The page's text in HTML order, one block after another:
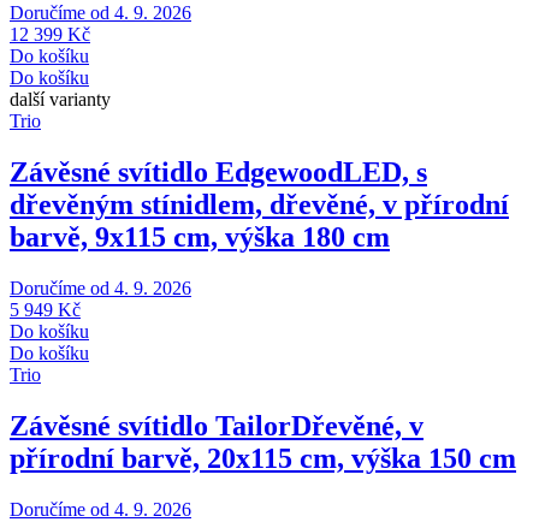
Doručíme od 4. 9. 2026
12 399 Kč
Do košíku
Do košíku
další varianty
Trio
Závěsné svítidlo EdgewoodLED, s
dřevěným stínidlem, dřevěné, v přírodní
barvě, 9x115 cm, výška 180 cm
Doručíme od 4. 9. 2026
5 949 Kč
Do košíku
Do košíku
Trio
Závěsné svítidlo TailorDřevěné, v
přírodní barvě, 20x115 cm, výška 150 cm
Doručíme od 4. 9. 2026